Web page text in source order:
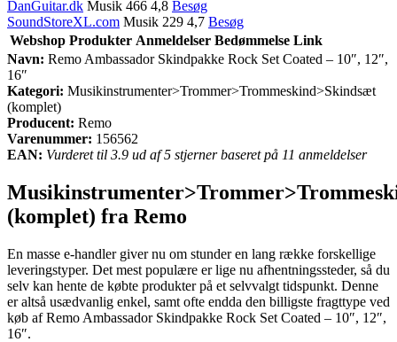
DanGuitar.dk Musik 466 4,8 Besøg
SoundStoreXL.com Musik 229 4,7 Besøg
Webshop Produkter Anmeldelser Bedømmelse Link
Navn: Remo Ambassador Skindpakke Rock Set Coated – 10″, 12″,
16″
Kategori: Musikinstrumenter>Trommer>Trommeskind>Skindsæt
(komplet)
Producent: Remo
Varenummer: 156562
EAN: Vurderet til 3.9 ud af 5 stjerner baseret på 11 anmeldelser
(komplet) fra Remo
En masse e-handler giver nu om stunder en lang række forskellige
leveringstyper. Det mest populære er lige nu afhentningssteder, så du
selv kan hente de købte produkter på et selvvalgt tidspunkt. Denne
er altså usædvanlig enkel, samt ofte endda den billigste fragttype ved
køb af Remo Ambassador Skindpakke Rock Set Coated – 10″, 12″,
16″.